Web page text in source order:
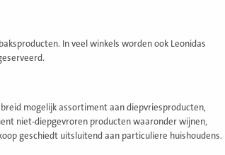
In veel winkels worden ook Leonidas
mogelijk assortiment aan diepvriesproducten,
niet-diepgevroren producten waaronder wijnen,
geschiedt uitsluitend aan particuliere huishoudens.